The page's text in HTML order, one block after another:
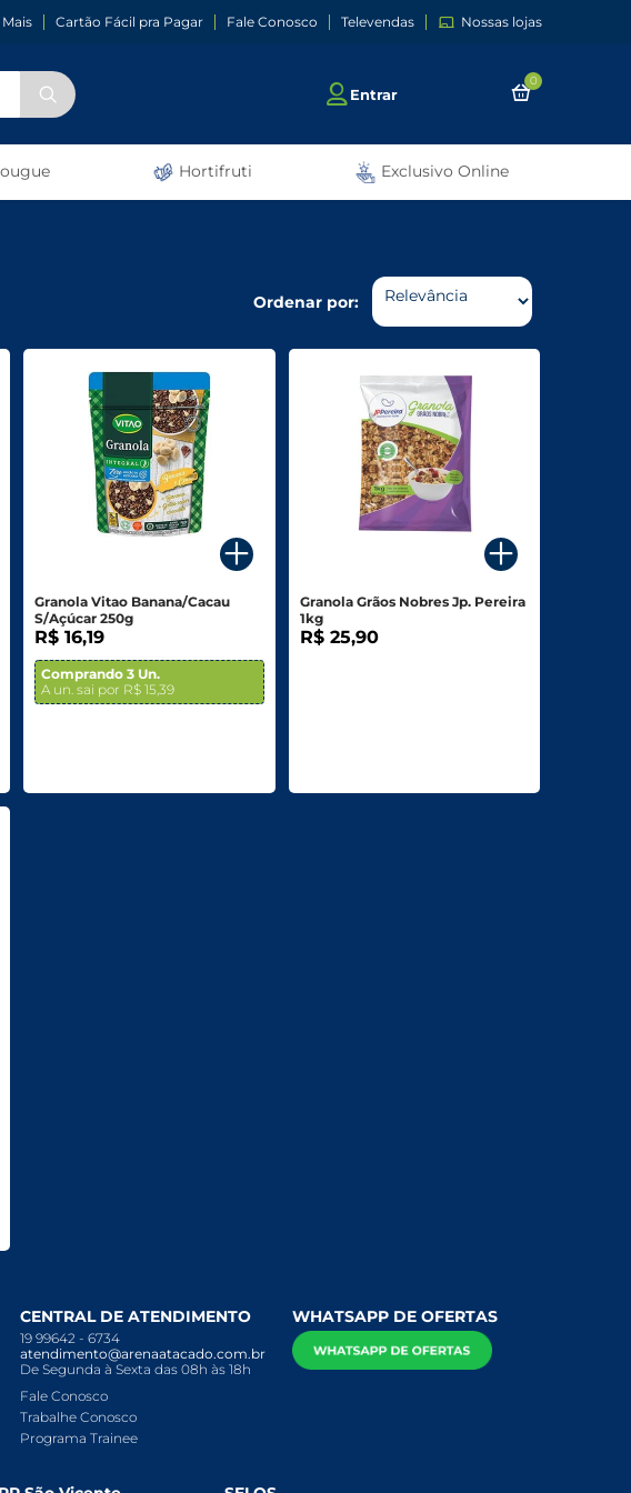
Cartão Fácil pra Pagar Fale Conosco Televendas Nossas lojas
Entrar
0
Hortifruti Exclusivo Online
Ordenar por:
Granola Vitao Banana/Cacau
S/Açúcar 250g
R$ 16,19
Comprando 3 Un.
A un. sai por R$ 15,39
Granola Grãos Nobres Jp. Pereira
1kg
R$ 25,90
CENTRAL DE ATENDIMENTO
19 99642 - 6734
atendimento@arenaatacado.com.br
De Segunda à Sexta das 08h às 18h
Fale Conosco
Trabalhe Conosco
Programa Trainee
WHATSAPP DE OFERTAS